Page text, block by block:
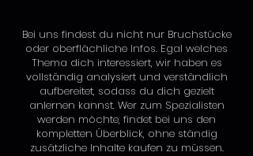
Bei uns findest du nicht nur Bruchstücke
oder oberflächliche Infos. Egal welches
Thema dich interessiert, wir haben es
vollständig analysiert und verständlich
aufbereitet, sodass du dich gezielt
anlernen kannst. Wer zum Spezialisten
werden möchte, findet bei uns den
kompletten Überblick, ohne ständig
zusätzliche Inhalte kaufen zu müssen.